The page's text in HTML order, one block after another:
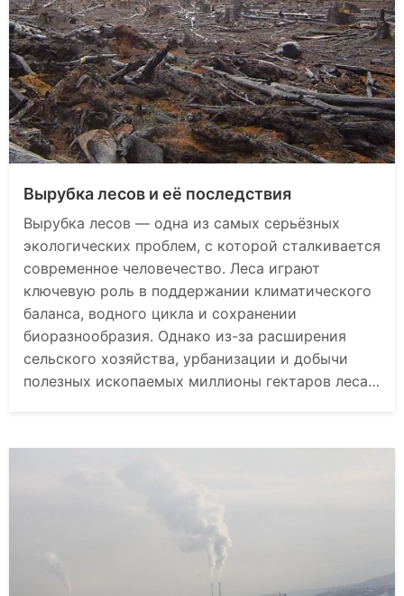
Вырубка лесов и её последствия
Вырубка лесов — одна из самых серьёзных
экологических проблем, с которой сталкивается
современное человечество. Леса играют
ключевую роль в поддержании климатического
баланса, водного цикла и сохранении
биоразнообразия. Однако из-за расширения
сельского хозяйства, урбанизации и добычи
полезных ископаемых миллионы гектаров леса…